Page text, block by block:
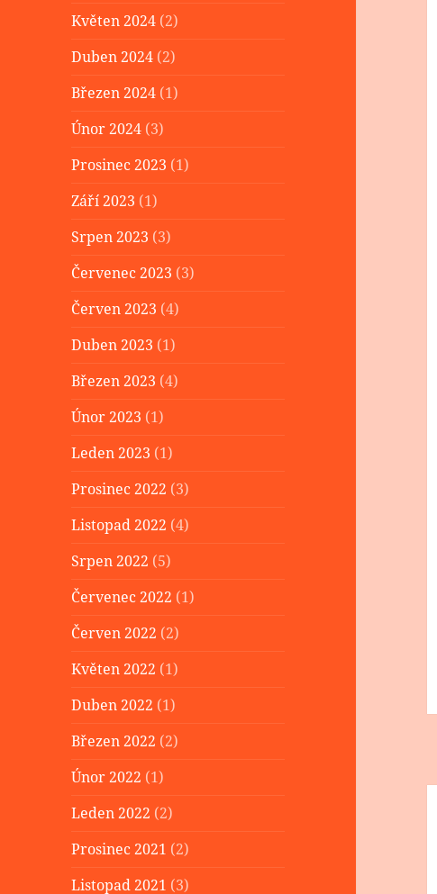
Květen 2024 (2)
Duben 2024 (2)
Březen 2024 (1)
Únor 2024 (3)
Prosinec 2023 (1)
Září 2023 (1)
Srpen 2023 (3)
Červenec 2023 (3)
Červen 2023 (4)
Duben 2023 (1)
Březen 2023 (4)
Únor 2023 (1)
Leden 2023 (1)
Prosinec 2022 (3)
Listopad 2022 (4)
Srpen 2022 (5)
Červenec 2022 (1)
Červen 2022 (2)
Květen 2022 (1)
Duben 2022 (1)
Březen 2022 (2)
Únor 2022 (1)
Leden 2022 (2)
Prosinec 2021 (2)
Listopad 2021 (3)